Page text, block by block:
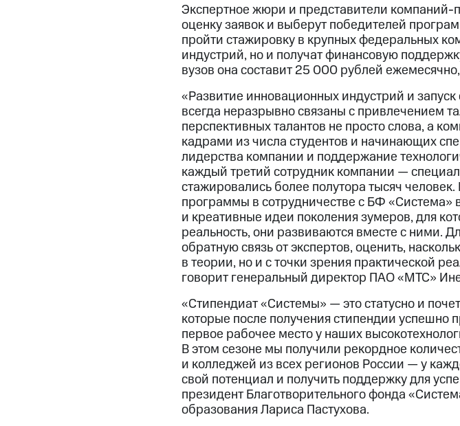
Экспертное жюри и представители компаний-
оценку заявок и выберут победителей
пройти стажировку в крупных федеральных
индустрий, но и получат финансовую
вузов она составит 25 000 рублей
«Развитие инновационных индустрий и
всегда неразрывно связаны с привлечением
перспективных талантов не просто слова, а
кадрами из числа студентов и начинающих
лидерства компании и поддержание
каждый третий сотрудник компании —
стажировались более полутора тысяч
программы в сотрудничестве с БФ
и креативные идеи поколения зумеров, для
реальность, они развиваются вместе с ними.
обратную связь от экспертов, оценить,
в теории, но и с точки зрения практической
говорит генеральный директор ПАО «МТС»
«Стипендиат «Системы» — это статусно и
которые после получения стипендии успешно
первое рабочее место у наших
В этом сезоне мы получили рекордное
и колледжей из всех регионов России — у
свой потенциал и получить поддержку для
президент Благотворительного фонда
образования Лариса Пастухова.